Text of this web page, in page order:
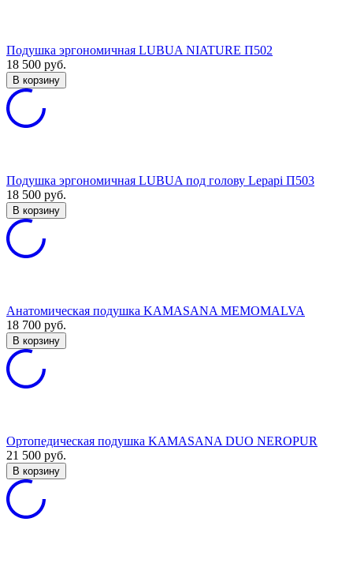
Подушка эргономичная LUBUA NIATURE П502
18 500 руб.
В корзину
Подушка эргономичная LUBUA под голову Lepapi П503
18 500 руб.
В корзину
Анатомическая подушка KAMASANA MEMOMALVA
18 700 руб.
В корзину
Ортопедическая подушка KAMASANA DUO NEROPUR
21 500 руб.
В корзину